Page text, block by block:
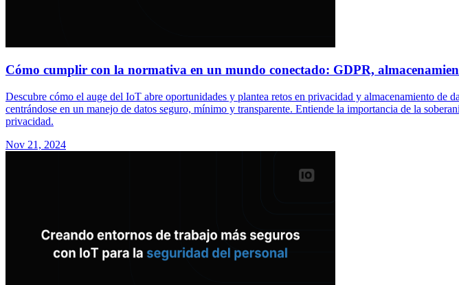
Cómo cumplir con la normativa en un mundo conectado: GDPR,
Descubre cómo el auge del IoT abre oportunidades y plantea retos en privacidad y almacenamiento
centrándose en un manejo de datos seguro, mínimo y transparente. Entiende la importancia de la
privacidad.
Nov 21, 2024